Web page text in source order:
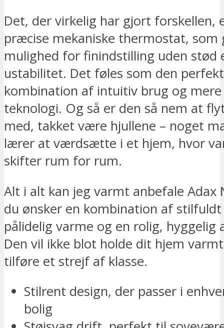
Det, der virkelig har gjort forskellen,
præcise mekaniske thermostat, som
mulighed for finindstilling uden stød
ustabilitet. Det føles som den
kombination af intuitiv brug og
teknologi. Og så er den så nem at
med, takket være hjullene – noget
lærer at værdsætte i et hjem, hvor
skifter rum for rum.
Alt i alt kan jeg varmt anbefale Adax
du ønsker en kombination af stilfuldt
pålidelig varme og en rolig,
Den vil ikke blot holde dit hjem
tilføre et strejf af klasse.
Stilrent design, der passer i
bolig